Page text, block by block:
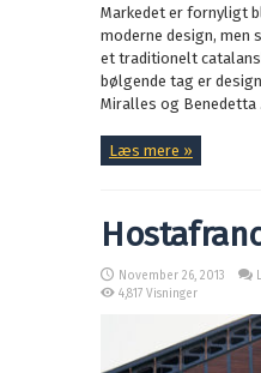
Markedet er fornyligt
moderne design,
et traditionelt
bølgende tag er
Miralles og Benedetta
Læs mere »
November 26, 2013
4,817 Visninger